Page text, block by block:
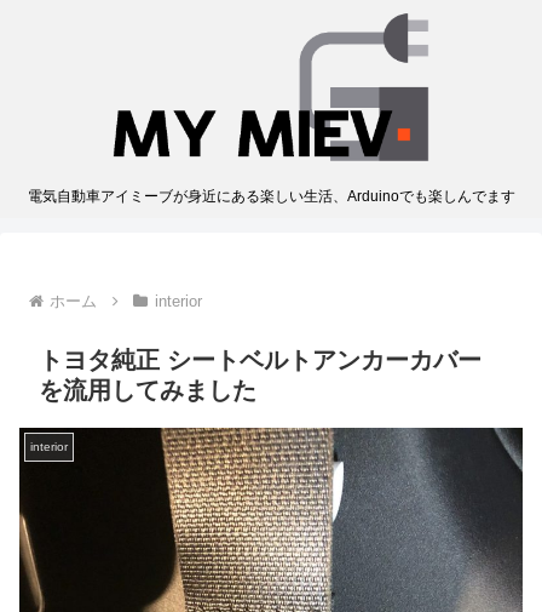
電気自動車アイミーブが身近にある楽しい生活、Arduinoでも楽しんでます
ホーム interior
トヨタ純正 シートベルトアンカーカバー
を流用してみました
interior